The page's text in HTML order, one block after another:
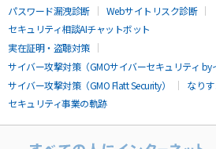
パスワード漏洩診断
Webサイトリスク診断
セキュリティ相談AIチャットボット
実在証明・盗聴対策
サイバー攻撃対策（GMOサイバーセキュリティ by
サイバー攻撃対策（GMO Flatt Security）
なり
セキュリティ事業の軌跡